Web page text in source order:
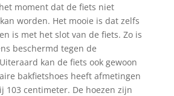
moment dat de fiets niet
worden. Het mooie is dat zelfs
is met het slot van de fiets. Zo is
beschermd tegen de
kan de fiets ook gewoon
bakfietshoes heeft afmetingen
103 centimeter. De hoezen zijn